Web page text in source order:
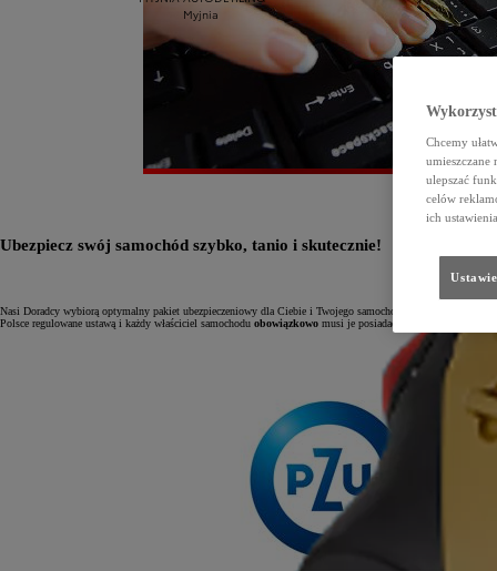
Myjnia
Ubezpiecz swój samochód szybko, tanio i skutecznie!
Nasi Doradcy wybiorą optymalny pakiet ubezpieczeniowy dla Ciebie i Twojego samochodu. Bezpieczeństwo
Polsce regulowane ustawą i każdy właściciel samochodu obowiązkowo musi je posiadać. W przypadku
Chcemy
ulepszać
celów
ich